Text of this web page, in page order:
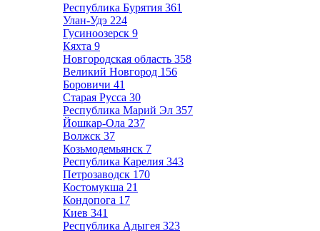
Республика Бурятия 361
Улан-Удэ 224
Гусиноозерск 9
Кяхта 9
Новгородская область 358
Великий Новгород 156
Боровичи 41
Старая Русса 30
Республика Марий Эл 357
Йошкар-Ола 237
Волжск 37
Козьмодемьянск 7
Республика Карелия 343
Петрозаводск 170
Костомукша 21
Кондопога 17
Киев 341
Республика Адыгея 323